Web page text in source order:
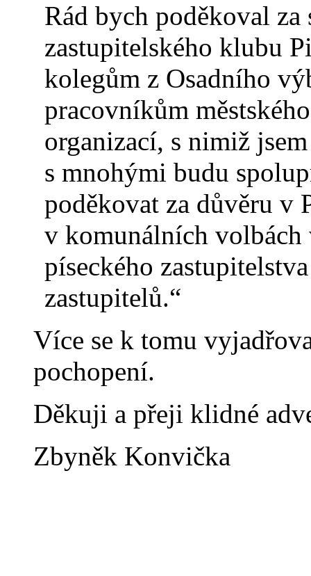
Rád bych poděkoval
zastupitelského klubu
kolegům z Osadního
pracovníkům
organizací, s nimiž
s mnohými budu
poděkovat za důvěru
v komunálních volbách
píseckého
zastupitelů.“
Více se k tomu
pochopení.
Děkuji a přeji klidné
Zbyněk Konvička